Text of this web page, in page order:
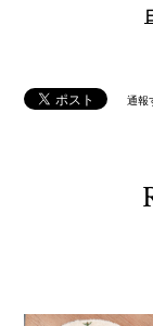
通報